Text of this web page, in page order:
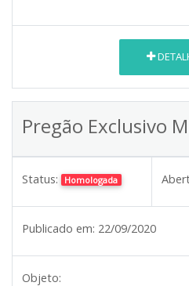
Pregão Exclusivo
Status: Homologada
Publicado em: 22/09/2020
Objeto: